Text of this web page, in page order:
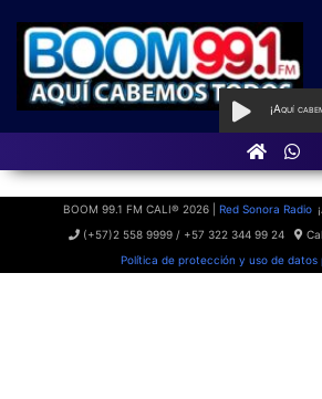
con Qué
BOOM
¡Aquí
BOOM 99.1 FM CALI® 2026 | Red Sonora Radio
(+57)2 558 9999 / +57 322 344 99 24
Política de protección y uso de datos